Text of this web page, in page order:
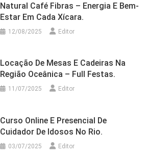
Natural Café Fibras – Energia E Bem-
Estar Em Cada Xícara.
12/08/2025 Editor
Locação De Mesas E Cadeiras Na
Região Oceânica – Full Festas.
11/07/2025 Editor
Curso Online E Presencial De
Cuidador De Idosos No Rio.
03/07/2025 Editor